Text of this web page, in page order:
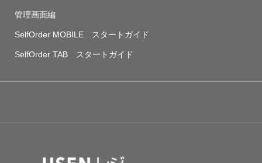
管理画面編
SelfOrder MOBILE スタートガイド
SelfOrder TAB スタートガイド